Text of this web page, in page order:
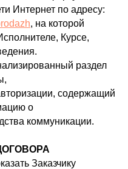
Интернет по адресу:
, на которой
Курсе,
раздел
содержащий
о
коммуникации.
Заказчику